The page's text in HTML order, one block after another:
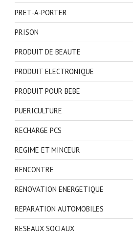
PRET-A-PORTER
PRISON
PRODUIT DE BEAUTE
PRODUIT ELECTRONIQUE
PRODUIT POUR BEBE
PUERICULTURE
RECHARGE PCS
REGIME ET MINCEUR
RENCONTRE
RENOVATION ENERGETIQUE
REPARATION AUTOMOBILES
RESEAUX SOCIAUX